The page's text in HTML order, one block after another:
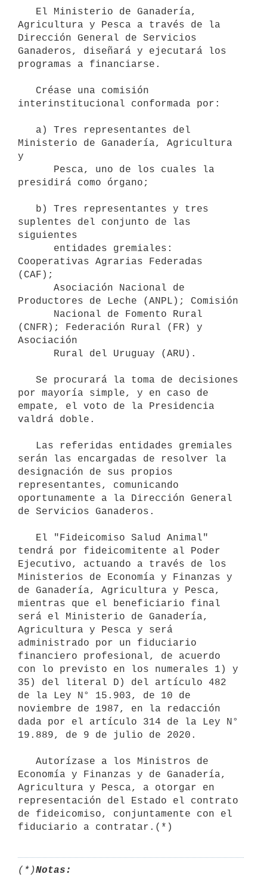
Agricultura y Pesca a través de la
Dirección General de Servicios
Ganaderos, diseñará y ejecutará los
programas a financiarse.
interinstitucional conformada por:
Ministerio de Ganadería, Agricultura
y
presidirá como órgano;
suplentes del conjunto de las
siguientes
Cooperativas Agrarias Federadas
(CAF);
Productores de Leche (ANPL); Comisión
(CNFR); Federación Rural (FR) y
Asociación
por mayoría simple, y en caso de
empate, el voto de la Presidencia
valdrá doble.
serán las encargadas de resolver la
designación de sus propios
representantes, comunicando
oportunamente a la Dirección General
de Servicios Ganaderos.
tendrá por fideicomitente al Poder
Ejecutivo, actuando a través de los
Ministerios de Economía y Finanzas y
de Ganadería, Agricultura y Pesca,
mientras que el beneficiario final
será el Ministerio de Ganadería,
Agricultura y Pesca y será
administrado por un fiduciario
financiero profesional, de acuerdo
con lo previsto en los numerales 1) y
35) del literal D) del artículo 482
de la Ley N° 15.903, de 10 de
noviembre de 1987, en la redacción
dada por el artículo 314 de la Ley N°
19.889, de 9 de julio de 2020.
Economía y Finanzas y de Ganadería,
Agricultura y Pesca, a otorgar en
representación del Estado el contrato
de fideicomiso, conjuntamente con el
(*)Notas: